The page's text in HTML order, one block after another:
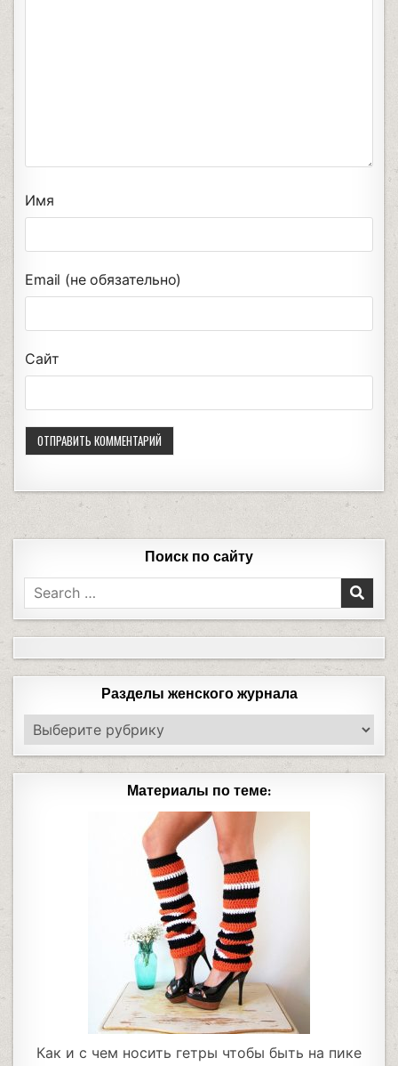
Имя
Email (не обязательно)
Сайт
Поиск по сайту
Разделы женского журнала
Материалы по теме:
Как и с чем носить гетры чтобы быть на пике